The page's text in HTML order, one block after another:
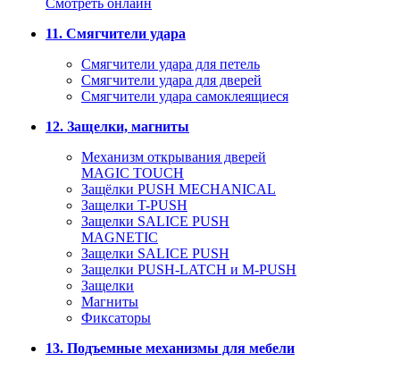
Смотреть онлайн
11. Смягчители удара
Смягчители удара для петель
Смягчители удара для дверей
Cмягчители удара самоклеящиеся
12. Защелки, магниты
Механизм открывания дверей
MAGIC TOUCH
Защёлки PUSH MECHANICAL
Защелки T-PUSH
Защелки SALICE PUSH
MAGNETIC
Защелки SALICE PUSH
Защелки PUSH-LATCH и M-PUSH
Защелки
Магниты
Фиксаторы
13. Подъемные механизмы для мебели